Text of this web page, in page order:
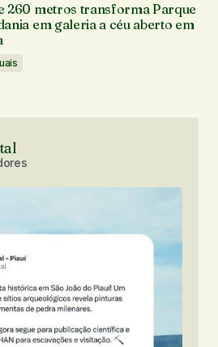
260 metros transforma Parque
em galeria a céu aberto em